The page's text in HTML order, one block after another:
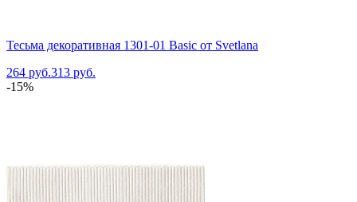
Тесьма декоративная 1301-01 Basic от Svetlana
264 руб.313 руб.
-15%